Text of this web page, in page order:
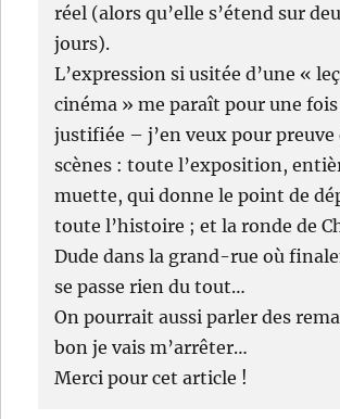
réel (alors qu’elle s’étend sur
jours).
L’expression si usitée d’une «
cinéma » me paraît pour une
justifiée – j’en veux pour preuve
scènes : toute l’exposition,
muette, qui donne le point de
toute l’histoire ; et la ronde de
Dude dans la grand-rue où
se passe rien du tout…
On pourrait aussi parler des
bon je vais m’arrêter…
Merci pour cet article !